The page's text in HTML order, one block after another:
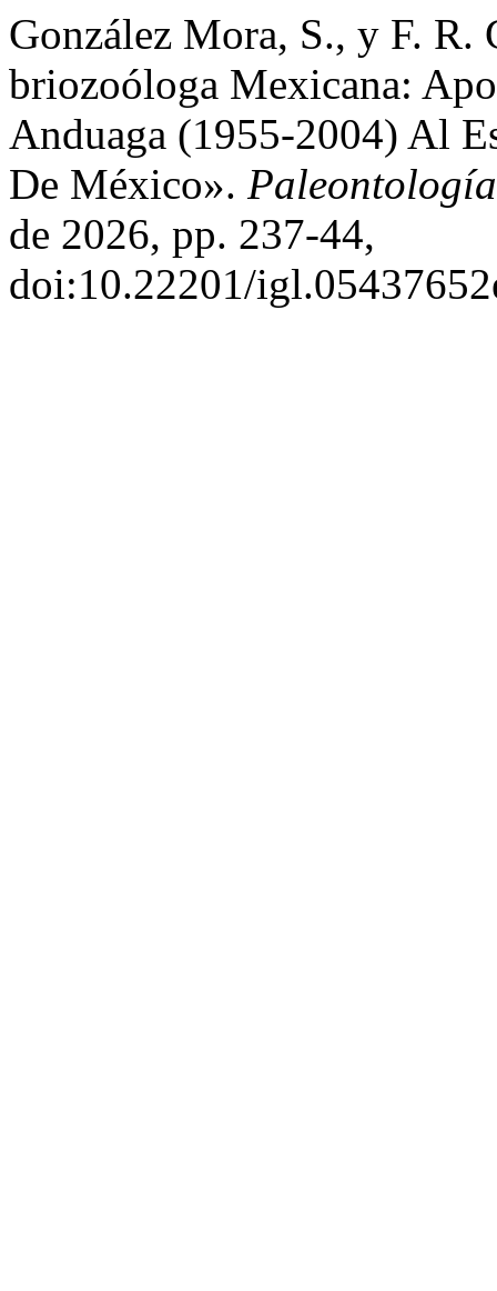
González Mora, S., y F. R.
briozoóloga Mexicana:
Anduaga (1955-2004) Al
De México».
de 2026, pp. 237-44,
doi:10.22201/